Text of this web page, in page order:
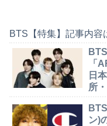
BTS【特集】記事内
「
日
所
ン)